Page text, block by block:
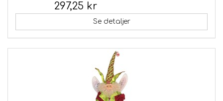
297,25 kr
Se detaljer